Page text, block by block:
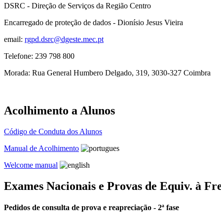
DSRC - Direção de Serviços da Região Centro
Encarregado de proteção de dados - Dionísio Jesus Vieira
email: rgpd.dsrc@dgeste.mec.pt
Telefone: 239 798 800
Morada: Rua General Humbero Delgado, 319, 3030-327 Coimbra
Acolhimento a Alunos
Código de Conduta dos Alunos
Manual de Acolhimento
Welcome manual
Exames Nacionais e Provas de Equiv. à
Pedidos de consulta de prova e reapreciação - 2ª fase